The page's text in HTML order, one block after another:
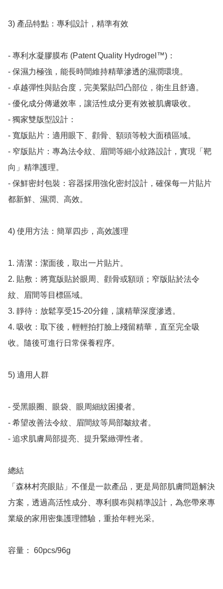
3) 產品特點：專利設計，精準有效
- 專利水凝膠膜布 (Patent Quality Hydrogel™)：
- 保濕力極強，能長時間維持精華滲透的濕潤環境。
- 卓越彈性與貼合度，完美緊貼凹凸部位，衛生且舒適。
- 優化成分傳遞效率，讓活性成分更有效被肌膚吸收。
- 獨家雙版型設計：
- 寬版貼片：適用眼下、顴骨、額頭等較大面積區域。
- 窄版貼片：專為法令紋、眉間等細小紋路設計，實現「靶
向」精準護理。
- 保鮮密封包裝：容器採用強化密封設計，確保每一片貼片
都新鮮、濕潤、高效。
4) 使用方法：簡單四步，高效護理
1. 清潔：潔面後，取出一片貼片。
2. 貼敷：將寬版貼於眼周、顴骨或額頭；窄版貼於法令
紋、眉間等目標區域。
3. 靜待：放鬆享受15-20分鐘，讓精華深度滲透。
4. 吸收：取下後，輕輕拍打臉上殘留精華，直至完全吸
收。隨後可進行日常保養程序。
5) 適用人群
- 受黑眼圈、眼袋、眼周細紋困擾者。
- 希望改善法令紋、眉間紋等局部皺紋者。
- 追求肌膚局部提亮、提升緊緻彈性者。
總結
「森林村亮眼貼」不僅是一款產品，更是局部肌膚問題解決
方案，透過高活性成分、專利膜布與精準設計，為您帶來專
業級的家用密集護理體驗，重拾年輕光采。
容量： 60pcs/96g